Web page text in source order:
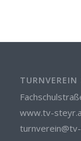
TURNVEREIN
www.tv-